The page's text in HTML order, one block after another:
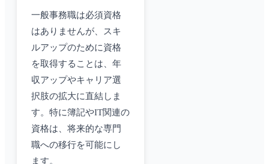
一般事務職は必須資格
はありませんが、スキ
ルアップのために資格
を取得することは、年
収アップやキャリア選
択肢の拡大に直結しま
す。特に簿記やIT関連の
資格は、将来的な専門
職への移行を可能にし
ます。